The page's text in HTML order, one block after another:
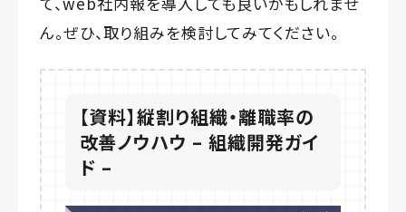
ん。ぜひ、取り組みを検討してみてください。
【資料】縦割り組織・離職率の
改善ノウハウ – 組織開発ガイ
ド –